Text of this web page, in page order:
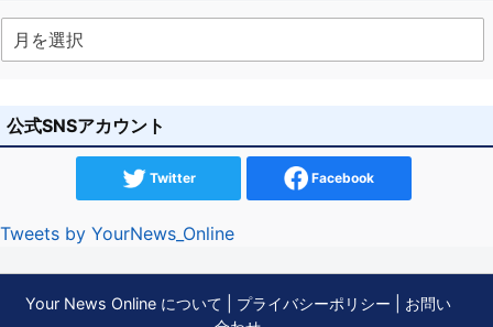
公式SNSアカウント
Twitter Facebook
Tweets by YourNews_Online
Your News Online について プライバシーポリシー
お問い